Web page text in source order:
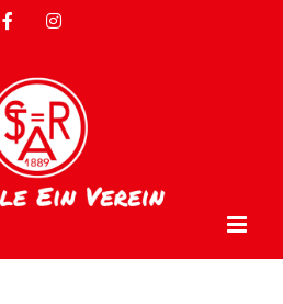
FacebookInstagram